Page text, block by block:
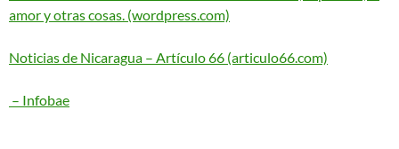
amor y otras cosas. (wordpress.com)
Noticias de Nicaragua – Artículo 66 (articulo66.com)
– Infobae